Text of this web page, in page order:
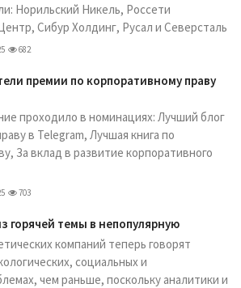
Норильский Никель, Россети
Сибур Холдинг, Русал и Северсталь
682
премии по корпоративному праву
проходило в номинациях: Лучший блог
в Telegram, Лучшая книга по
За вклад в развитие корпоративного
703
горячей темы в непопулярную
компаний теперь говорят
социальных и
чем раньше, поскольку аналитики и